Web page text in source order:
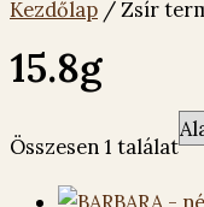
Kezdőlap / Zsír
15.8g
Összesen 1 találat